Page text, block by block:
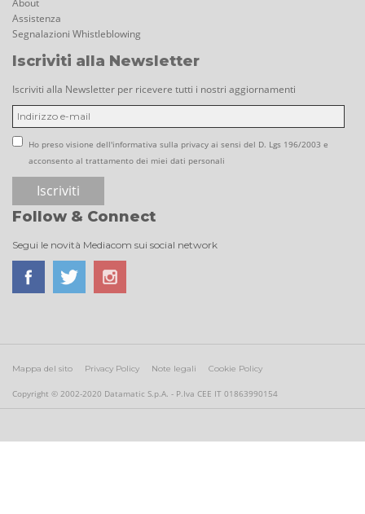
Assistenza
Segnalazioni Whistleblowing
Iscriviti alla Newsletter
Iscriviti alla Newsletter per ricevere tutti i nostri aggiornamenti
Ho preso visione dell'informativa sulla privacy ai sensi del D. Lgs 196/2003 e
acconsento al trattamento dei miei dati personali
Follow & Connect
Segui le novità Mediacom sui social network
Mappa del sito Privacy Policy Note legali Cookie Policy
Copyright © 2002-2020 Datamatic S.p.A. - P.Iva CEE IT 01863990154